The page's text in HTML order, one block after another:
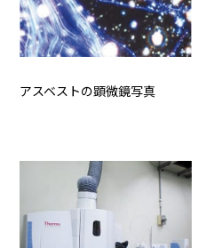
アスベストの顕微鏡写真